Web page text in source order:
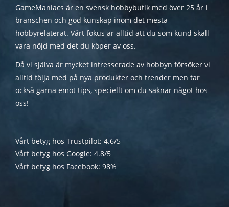
GameManiacs är en svensk hobbybutik med över 25 år i
branschen och god kunskap inom det mesta
hobbyrelaterat. Vårt fokus är alltid att du som kund skall
vara nöjd med det du köper av oss.
Då vi själva är mycket intresserade av hobbyn försöker vi
alltid följa med på nya produkter och trender men tar
också gärna emot tips, speciellt om du saknar något hos
oss!
Vårt betyg hos Trustpilot: 4.6/5
Vårt betyg hos Google: 4.8/5
Vårt betyg hos Facebook: 98%